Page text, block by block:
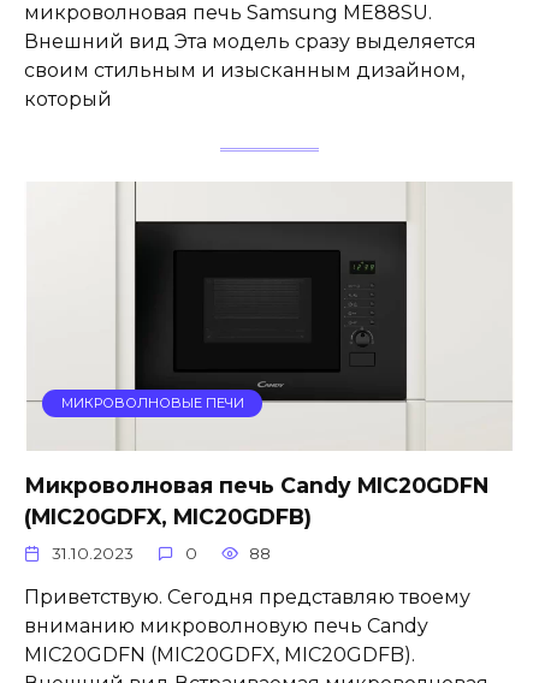
микроволновая печь Samsung ME88SU.
Внешний вид Эта модель сразу выделяется
своим стильным и изысканным дизайном,
который
МИКРОВОЛНОВЫЕ ПЕЧИ
Микроволновая печь Candy MIC20GDFN
(MIC20GDFX, MIC20GDFB)
31.10.2023 0 88
Приветствую. Сегодня представляю твоему
вниманию микроволновую печь Candy
MIC20GDFN (MIC20GDFX, MIC20GDFB).